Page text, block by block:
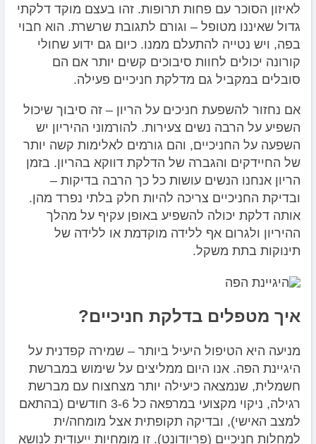
לאיזון הסוכר עם פחות תרופות. זהו בעצם מוקד דלקתי
גדול שאיננו מטופל – וגורם לתגובת שרשרת. הוא חבוי
בפה, ויש נטייה להתעלם ממנו. כיום גם ידוע שחולי
קורונה יכולים לחוות סיבוכים קשים יותר אם הם
סובלים במקביל גם מדלקת חניכיים פעילה.
אם נחזור להשפעת חניכים על הריון – זה סיבוך שיכול
השפיע על הרבה נשים צעירות. להורמוני ההיריון יש
השפעה על החניכיים, והם גורמים לאלימות קשה יותר
של החיידקים והגברה של הדלקת דווקא בהריון. בזמן
הריון אנחנו הנשים עושות כל כך הרבה בדיקות –
ובדיקת החניכיים צריכה להיות חלק בלתי נפרד מהן.
אותה דלקת יכולה להשפיע באופן עקיף על מהלך
ההיריון ולגרום אף ללידה מוקדמת או ללידה של
תינוקות בתת משקל.
איך מטפלים בדלקת חניכיים?
מניעה היא הטיפול היעיל ביותר – שמירה קפדנית על
היגיינת הפה. אנו היום ממליצים על שימוש במברשת
חשמלית, שנמצאה כיעילה יותר מצחצוח עם מברשת
רגילה, ניקוי מקצועי במרפאה כל 3-6 חודשים (בהתאם
למצב האישי), ובדיקה תקופתית אצל מומחה/ית
למחלות חניכיים (פריודונט). זו מומחיות ייעודית לנושא